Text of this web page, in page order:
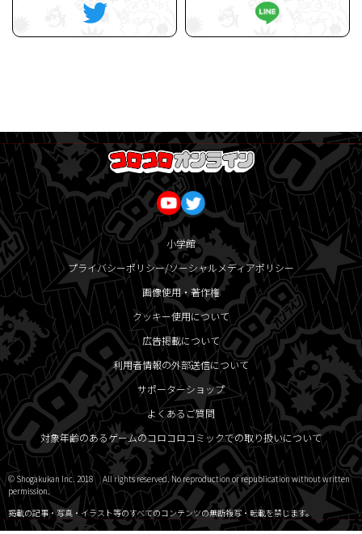
小学館
プライバシーポリシー/ソーシャルメディアポリシー
画像使用・著作権
クッキー使用について
広告掲載について
利用者情報の外部送信について
サポーターショップ
よくあるご質問
対象年齢のあるゲームのコロコロコミックでの取り扱いについて
© Shogakukan Inc. 2018 All rights reserved. No reproduction or republication without written
permission.
掲載の記事・写真・イラスト等のすべてのコンテンツの無断複写・転載を禁じます。